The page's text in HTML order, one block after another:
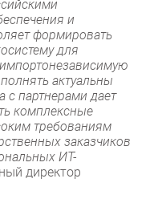
и
формировать
для
актуальны
с партнерами дает
комплексные
требованиям
заказчиков
ИТ-
директор